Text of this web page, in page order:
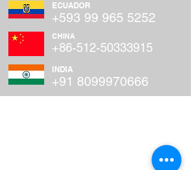
ECUADOR
+593 99 965 5252
CHINA
+86-512-50333915
INDIA
+91 8099970666